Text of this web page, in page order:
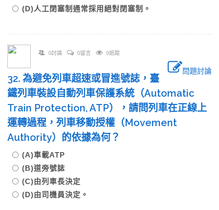
(D)人工閉塞制通常採用絕對閉塞制。
0討論 0留言 0追蹤
問題討論
32. 為避免列車超速或冒進號誌，臺
鐵列車裝設自動列車保護系統（Automatic
Train Protection, ATP），請問列車在正線上
運轉過程，列車移動授權（Movement
Authority）的依據為何？
(A)車載ATP
(B)道旁號誌
(C)由列車長決定
(D)由司機員決定。